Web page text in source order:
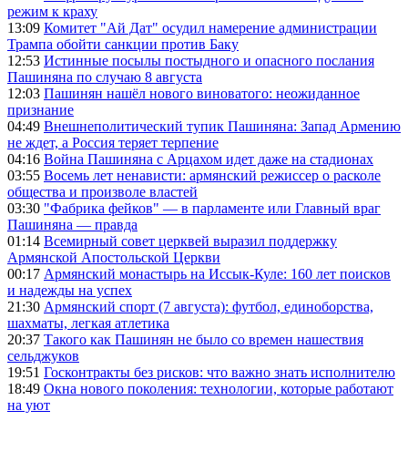
режим к краху
13:09 Комитет "Ай Дат" осудил намерение администрации
Трампа обойти санкции против Баку
12:53 Истинные посылы постыдного и опасного послания
Пашиняна по случаю 8 августа
12:03 Пашинян нашёл нового виноватого: неожиданное
признание
04:49 Внешнеполитический тупик Пашиняна: Запад Армению
не ждет, а Россия теряет терпение
04:16 Война Пашиняна с Арцахом идет даже на стадионах
03:55 Восемь лет ненависти: армянский режиссер о расколе
общества и произволе властей
03:30 "Фабрика фейков" — в парламенте или Главный враг
Пашиняна — правда
01:14 Всемирный совет церквей выразил поддержку
Армянской Апостольской Церкви
00:17 Армянский монастырь на Иссык-Куле: 160 лет поисков
и надежды на успех
21:30 Армянский спорт (7 августа): футбол, единоборства,
шахматы, легкая атлетика
20:37 Такого как Пашинян не было со времен нашествия
сельджуков
19:51 Госконтракты без рисков: что важно знать исполнителю
18:49 Окна нового поколения: технологии, которые работают
на уют